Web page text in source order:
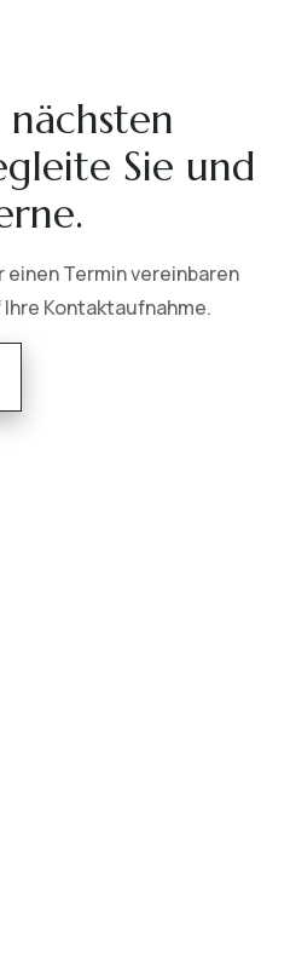
Sie und
einen Termin vereinbaren
Kontaktaufnahme.